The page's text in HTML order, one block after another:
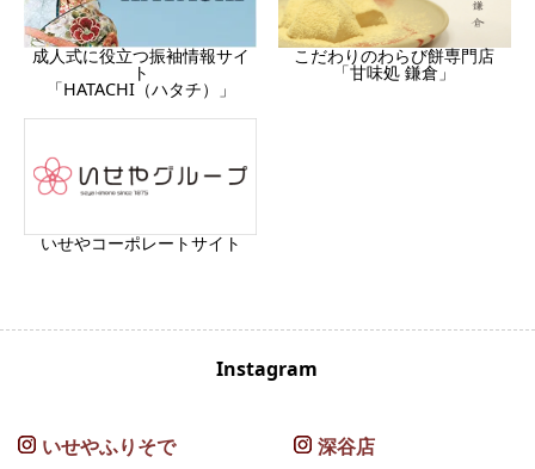
成人式に役立つ振袖情報サイ
ト
「HATACHI（ハタチ）」
こだわりのわらび餅専門店
「甘味処 鎌倉」
いせやコーポレートサイト
Instagram
いせやふりそで 深谷店